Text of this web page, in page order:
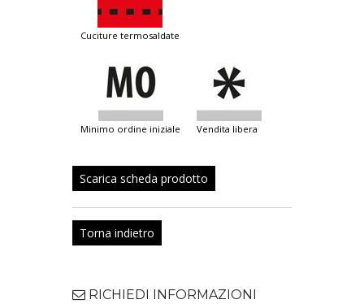
cuciture termosaldate
minimo ordine iniziale vendita libera
Scarica scheda prodotto
Torna indietro
RICHIEDI INFORMAZIONI